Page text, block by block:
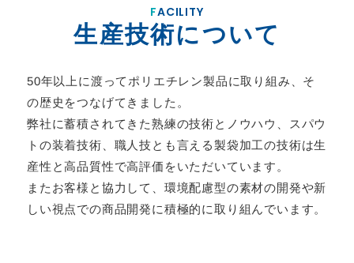
FACILITY
生産技術について
50年以上に渡ってポリエチレン製品に取り組み、そ
の歴史をつなげてきました。
弊社に蓄積されてきた熟練の技術とノウハウ、スパウ
トの装着技術、 職人技とも言える製袋加工の技術は生
産性と高品質性で高評価をいただいています。
またお客様と協力して、環境配慮型の素材の開発や新
しい視点での商品開発に積極的に取り組んでいます。